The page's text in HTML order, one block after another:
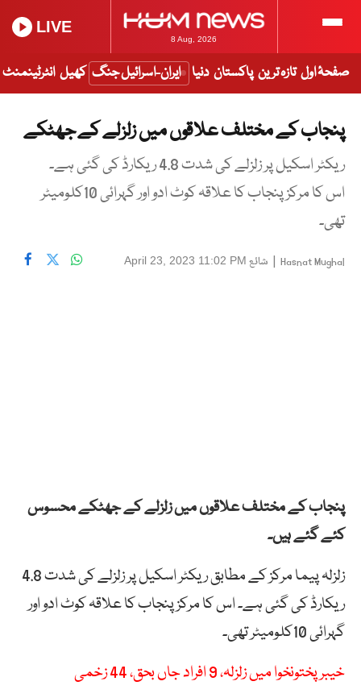
8 Aug, 2026
LIVE
صفحۂ اول تازہ ترین پاکستان دنیا ایران-اسرائیل جنگ کھیل انٹرٹینمنٹ
پنجاب کے مختلف علاقوں میں زلزلے کے جھٹکے
ریکٹر اسکیل پر زلزلے کی شدت 4.8 ریکارڈ کی گئی ہے۔
اس کا مرکز پنجاب کا علاقہ کوٹ ادو اور گہرائی 10کلومیٹر
تھی۔
Hasnat Mughal
| شائع April 23, 2023 11:02 PM
پنجاب کے مختلف علاقوں میں زلزلے کے جھٹکے محسوس
کئے گئے ہیں۔
زلزلہ پیما مرکز کے مطابق ریکٹر اسکیل پر زلزلے کی شدت 4.8
ریکارڈ کی گئی ہے۔ اس کا مرکز پنجاب کا علاقہ کوٹ ادو اور
گہرائی 10کلومیٹر تھی۔
خیبر پختونخوا میں زلزلہ، 9 افراد جاں بحق، 44 زخمی